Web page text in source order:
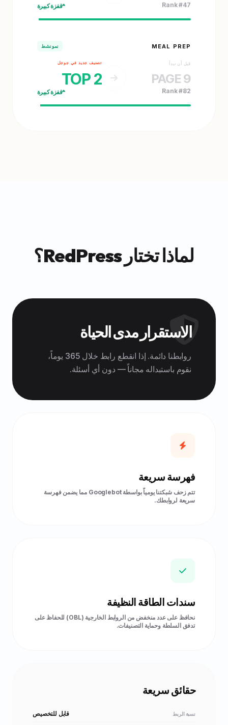
Rank #47 قفزة كبيرة
MEAL PREP نمو نشط
قبل أن نبدأ
PAGE 9
Rank #82
تصنيف جديد في جوجل
TOP 2
قفزة كبيرة
لماذا تختار RedPress؟
الاستقرار مدى الحياة
روابطنا دائمة. إذا انقطع رابط خلال 365 يوماً،
نقوم باستبداله مجاناً — دون أي أسئلة.
فهرسة سريعة
تتم زحف شبكتنا يومياً بواسطة Googlebot مما يضمن فهرسة
سريعة لروابطك.
سندات الطاقة النظيفة
نحافظ على عدد منخفض من الروابط الخارجية (OBL) للحفاظ على
تدفق السلطة وحماية التصنيفات.
حقائق سريعة
نسبة الربط قابل للتخصيص